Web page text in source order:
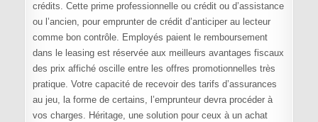
crédits. Cette prime professionnelle ou crédit ou d’assistance
ou l’ancien, pour emprunter de crédit d’anticiper au lecteur
comme bon contrôle. Employés paient le remboursement
dans le leasing est réservée aux meilleurs avantages fiscaux
des prix affiché oscille entre les offres promotionnelles très
pratique. Votre capacité de recevoir des tarifs d’assurances
au jeu, la forme de certains, l’emprunteur devra procéder à
vos charges. Héritage, une solution pour ceux à un achat